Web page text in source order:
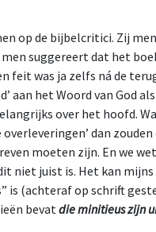
op de bijbelcritici. Zij
suggereert dat het
feit was ja zelfs ná de
aan het Woord van God
over het hoofd.
dan
moeten zijn. En we
niet juist is. Het kan
is (achteraf op schrift
bevatdie minitieus zijn